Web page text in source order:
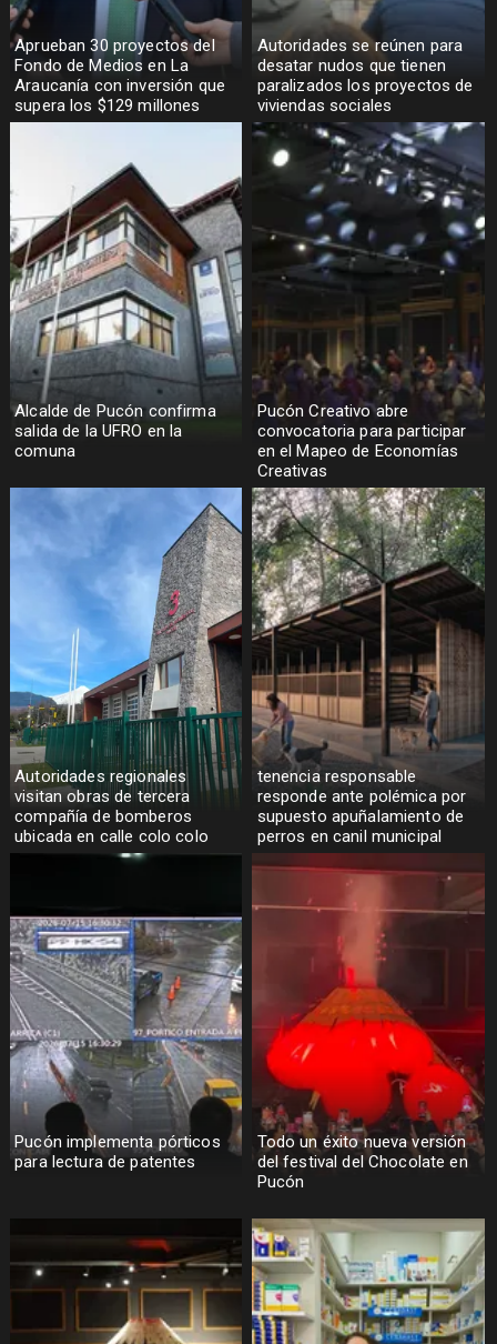
Aprueban 30 proyectos del
Fondo de Medios en La
Araucanía con inversión que
supera los $129 millones
Autoridades se reúnen para
desatar nudos que tienen
paralizados los proyectos de
viviendas sociales
Alcalde de Pucón confirma
salida de la UFRO en la
comuna
Pucón Creativo abre
convocatoria para participar
en el Mapeo de Economías
Creativas
Autoridades regionales
visitan obras de tercera
compañía de bomberos
ubicada en calle colo colo
tenencia responsable
responde ante polémica por
supuesto apuñalamiento de
perros en canil municipal
Pucón implementa pórticos
para lectura de patentes
Todo un éxito nueva versión
del festival del Chocolate en
Pucón